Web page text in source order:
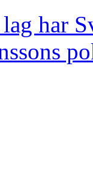
har